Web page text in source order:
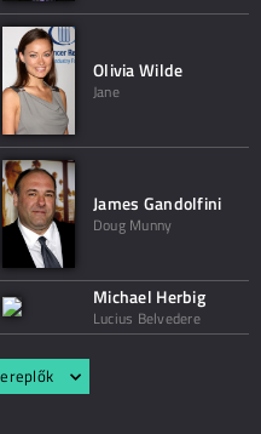
Olivia Wilde
Jane
James Gandolfini
Doug Munny
Michael Herbig
Lucius Belvedere